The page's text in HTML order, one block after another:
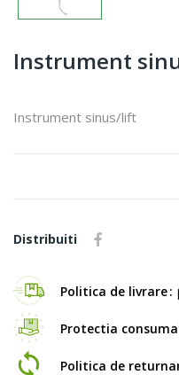
Instrument
Instrument sinus/lift
Distribuiti
Politica de livrare
Protectia
Politica de